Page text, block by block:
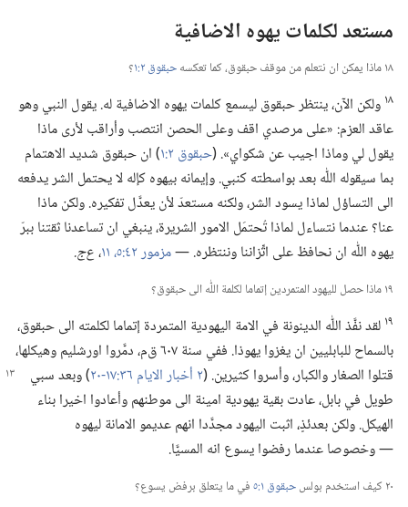
مستعد لكلمات يهوه الاضافية
١٨ ماذا يمكن ان نتعلم من موقف حبقوق،‏ كما تعكسه حبقوق ٢:‏١
‏؟‏
١٨ ولكن الآن،‏ ينتظر حبقوق ليسمع كلمات يهوه الاضافية له.‏ يقول النبي وهو
عاقد العزم:‏ «على مرصدي اقف وعلى الحصن انتصب وأراقب لأرى ماذا
يقول لي وماذا اجيب عن شكواي».‏ (‏حبقوق ٢:‏١
‏)‏ ان حبقوق شديد الاهتمام
بما سيقوله اللّٰه بعد بواسطته كنبي.‏ وإيمانه بيهوه كإله لا يحتمل الشر يدفعه
الى التساؤل لماذا يسود الشر،‏ ولكنه مستعدّ لأن يعدَّل تفكيره.‏ ولكن ماذا
عنا؟‏ عندما نتساءل لماذا تُحتمَل الامور الشريرة،‏ ينبغي ان تساعدنا ثقتنا ببرّ
يهوه اللّٰه ان نحافظ على اتِّزاننا وننتظره.‏ —‏مزمور ٤٢:‏٥،‏ ‏،‏ع‌ج.‏
١٩ ماذا حصل لليهود المتمردين إتماما لكلمة اللّٰه الى حبقوق؟‏
١٩ لقد نفَّذ اللّٰه الدينونة في الامة اليهودية المتمردة إتماما لكلمته الى حبقوق،‏
بالسماح للبابليين ان يغزوا يهوذا.‏ ففي سنة ٦٠٧ ق‌م،‏ دمَّروا اورشليم وهيكلها،‏
قتلوا الصغار والكبار،‏وأسروا كثيرين.‏ (‏٢ أخبار الايام ٣٦:‏١٧-‏٢٠
‏)‏ وبعد سبي
طويل في بابل،‏ عادت بقية يهودية امينة الى موطنهم وأعادوا اخيرا بناء
الهيكل.‏ ولكن بعدئذٍ،‏ اثبت اليهود مجدَّدا انهم عديمو الامانة ليهوه
—‏ وخصوصا عندما رفضوا يسوع انه المسيَّا.‏
٢٠ كيف استخدم بولس حبقوق ١:‏٥
في ما يتعلق برفض يسوع؟‏